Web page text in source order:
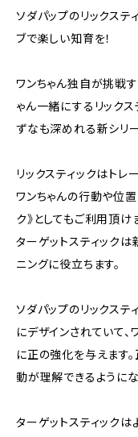
ソダパップのリックス
ブで楽しい知育を！
ワンちゃん独自が挑戦
ゃん一緒にするリック
ずなも深めれる新シリ
リックスティックはトレ
ワンちゃんの行動や位置
ク》としてもご利用頂け
ターゲットスティック
ニングに役立ちます。
ソダパップのリックス
にデザインされていて
に正の強化を与えます
動が理解できるようにな
ターゲットスティック